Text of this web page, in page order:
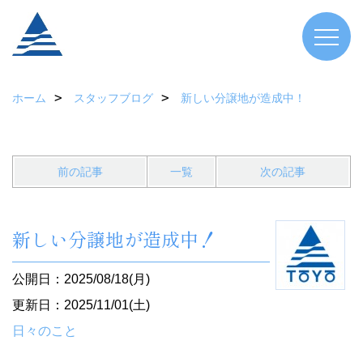
ホーム スタッフブログ 新しい分譲地が造成中！
前の記事 一覧 次の記事
新しい分譲地が造成中！
公開日：2025/08/18(月)
更新日：2025/11/01(土)
日々のこと